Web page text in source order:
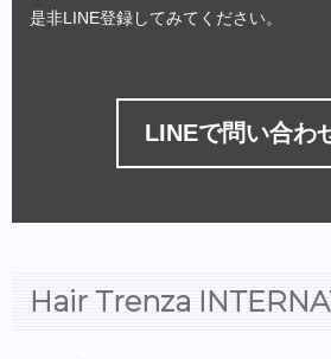
是非LINE登録してみてください。
LINEで問い合わ
Hair Trenza